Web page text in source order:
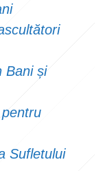
Bani și
Sufletului